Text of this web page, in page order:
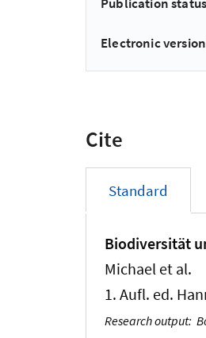
Electronic
Cite
Standard
Biodiversität
Michael et al.
1. Aufl. ed.
Research output: